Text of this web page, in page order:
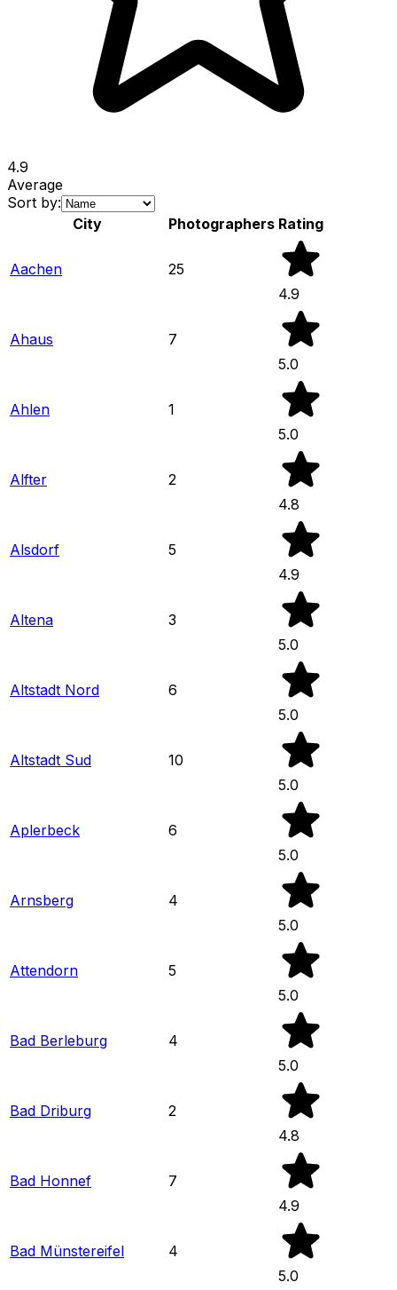
4.9
Average
Sort by:
City
Photographers Rating
Aachen
25
4.9
Ahaus
7
5.0
Ahlen
1
5.0
Alfter
2
4.8
Alsdorf
5
4.9
Altena
3
5.0
Altstadt Nord
6
5.0
Altstadt Sud
10
5.0
Aplerbeck
6
5.0
Arnsberg
4
5.0
Attendorn
5
5.0
Bad Berleburg
4
5.0
Bad Driburg
2
4.8
Bad Honnef
7
4.9
Bad Münstereifel
4
5.0